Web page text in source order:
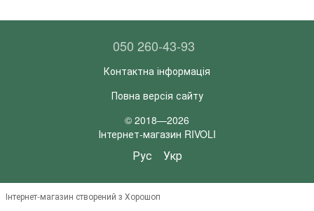
050 260-43-93
Контактна інформація
Повна версія сайту
© 2018—2026
Інтернет-магазин RIVOLI
Рус Укр
Інтернет-магазин створений з Хорошоп